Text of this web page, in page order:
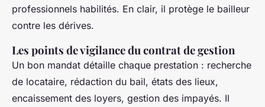
professionnels habilités. En clair, il protège le bailleur
contre les dérives.
Les points de vigilance du contrat de gestion
Un bon mandat détaille chaque prestation : recherche
de locataire, rédaction du bail, états des lieux,
encaissement des loyers, gestion des impayés. Il